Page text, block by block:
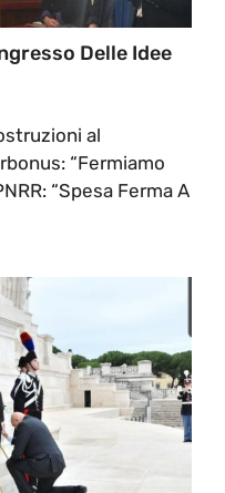
Delle Idee
al
“Fermiamo
“Spesa Ferma A